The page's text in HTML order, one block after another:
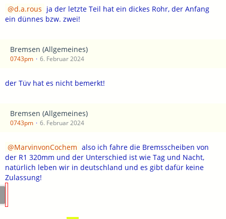
d.a.rous ja der letzte Teil hat ein dickes Rohr, der Anfang
ein dünnes bzw. zwei!
Bremsen (Allgemeines)
0743pm 6. Februar 2024
der Tüv hat es nicht bemerkt!
Bremsen (Allgemeines)
0743pm 6. Februar 2024
MarvinvonCochem also ich fahre die Bremsscheiben von
der R1 320mm und der Unterschied ist wie Tag und Nacht,
natürlich leben wir in deutschland und es gibt dafür keine
Zulassung!